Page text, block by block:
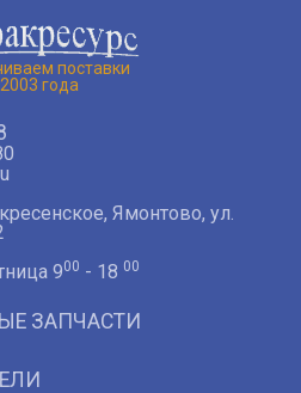
поставки
года
Ямонтово, ул.
900 - 18 00
ЗАПЧАСТИ